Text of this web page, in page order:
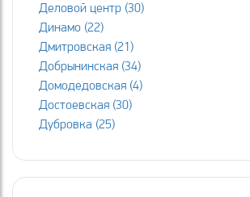
Деловой центр (30)
Динамо (22)
Дмитровская (21)
Добрынинская (34)
Домодедовская (4)
Достоевская (30)
Дубровка (25)